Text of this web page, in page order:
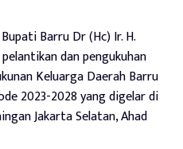
Bupati Barru Dr (Hc) Ir. H.
dan pengukuhan
Keluarga Daerah Barru
2023-2028 yang digelar di
Jakarta Selatan, Ahad